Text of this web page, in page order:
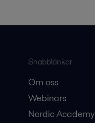
Snabblänkar
Om oss
Webinars
Nordic Academy